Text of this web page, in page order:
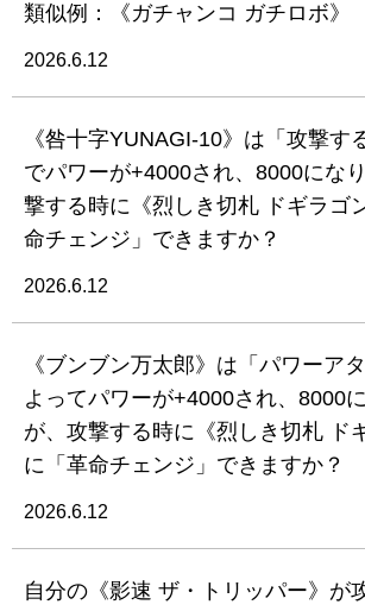
類似例：《ガチャンコ ガチロボ》
2026.6.12
《咎十字YUNAGI-10》は「攻撃す
でパワーが+4000され、8000にな
撃する時に《烈しき切札 ドギラゴ
命チェンジ」できますか？
2026.6.12
《ブンブン万太郎》は「パワーア
よってパワーが+4000され、8000
が、攻撃する時に《烈しき切札 ド
に「革命チェンジ」できますか？
2026.6.12
自分の《影速 ザ・トリッパー》が